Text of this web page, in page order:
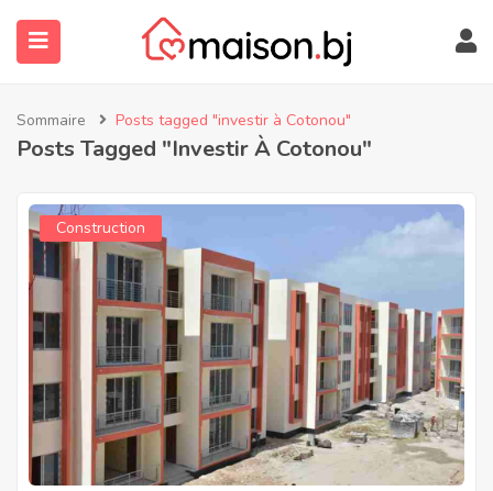
(À Propos)
Sommaire Posts tagged "investir à Cotonou"
Posts Tagged "investir À Cotonou"
Construction